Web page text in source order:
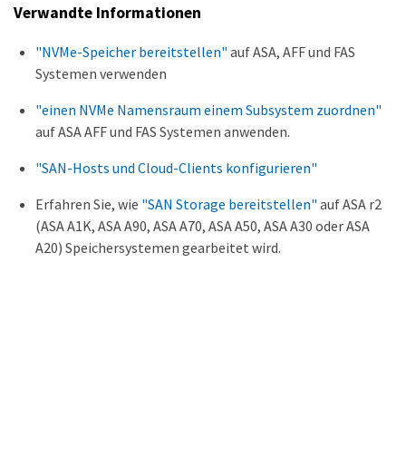
Verwandte Informationen
"NVMe-Speicher bereitstellen" auf ASA, AFF und FAS
Systemen verwenden
"einen NVMe Namensraum einem Subsystem zuordnen"
auf ASA AFF und FAS Systemen anwenden.
"SAN-Hosts und Cloud-Clients konfigurieren"
Erfahren Sie, wie "SAN Storage bereitstellen" auf ASA r2
(ASA A1K, ASA A90, ASA A70, ASA A50, ASA A30 oder ASA
A20) Speichersystemen gearbeitet wird.